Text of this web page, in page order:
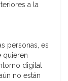
a la
personas, es
quieren
digital
no están